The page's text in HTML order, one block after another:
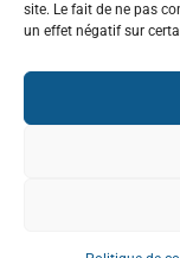
site. Le fait de ne pas
un effet négatif sur